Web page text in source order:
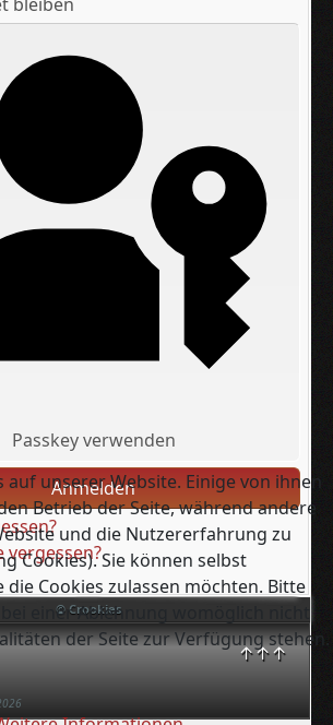
© Crookies
↑↑↑
Passkey verwenden
Anmelden
vergessen?
auf unserer Website. Einige von ihnen
Betrieb der Seite, während andere
und die Nutzererfahrung zu
Cookies). Sie können selbst
die Cookies zulassen möchten. Bitte
einer Ablehnung womöglich nicht
der Seite zur Verfügung stehen.